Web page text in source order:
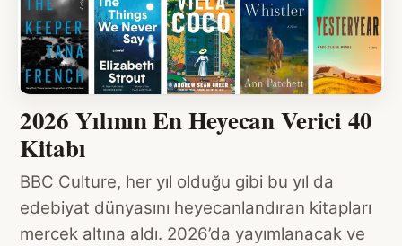
2026 Yılının En Heyecan Verici 40
Kitabı
BBC Culture, her yıl olduğu gibi bu yıl da
edebiyat dünyasını heyecanlandıran kitapları
mercek altına aldı. 2026’da yayımlanacak ve